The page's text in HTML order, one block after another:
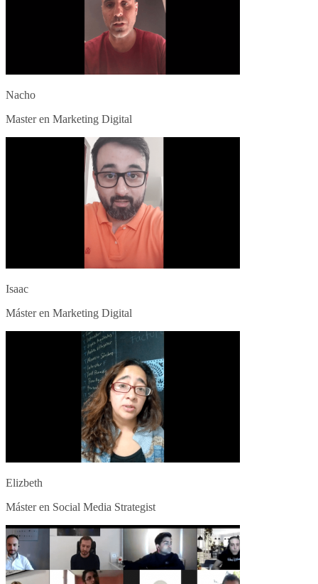
Nacho
Master en Marketing Digital
Isaac
Máster en Marketing Digital
Elizbeth
Máster en Social Media Strategist